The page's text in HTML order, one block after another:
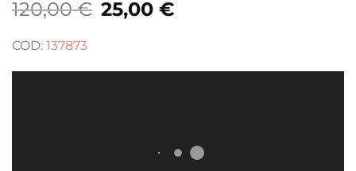
120,00€ Il
prezzo
25,00€Il
prezzo
COD: 137873